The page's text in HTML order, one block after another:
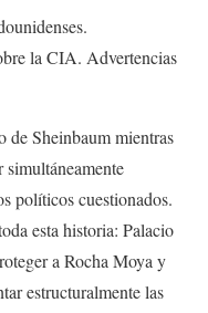
la CIA. Advertencias
de Sheinbaum mientras
políticos cuestionados.
esta historia: Palacio
a Rocha Moya y
estructuralmente las